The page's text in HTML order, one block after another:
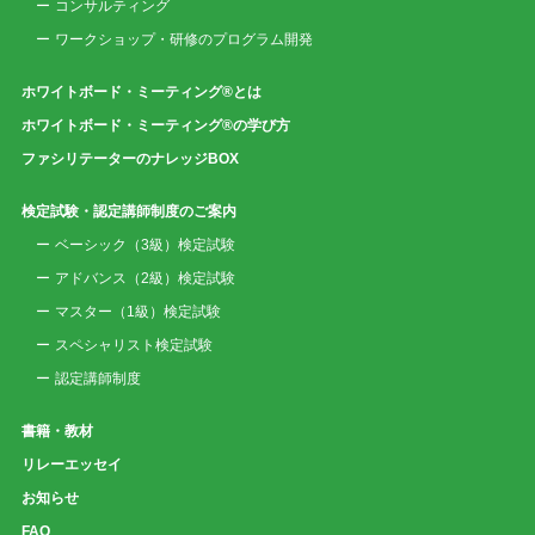
コンサルティング
ワークショップ・研修のプログラム開発
ホワイトボード・ミーティング®とは
ホワイトボード・ミーティング®の学び方
ファシリテーターのナレッジBOX
検定試験・認定講師制度のご案内
ベーシック（3級）検定試験
アドバンス（2級）検定試験
マスター（1級）検定試験
スペシャリスト検定試験
認定講師制度
書籍・教材
リレーエッセイ
お知らせ
FAQ